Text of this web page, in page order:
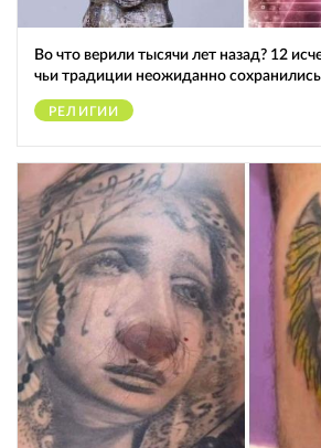
Во что верили тысячи лет назад? 12
чьи традиции неожиданно сохранились
РЕЛИГИИ